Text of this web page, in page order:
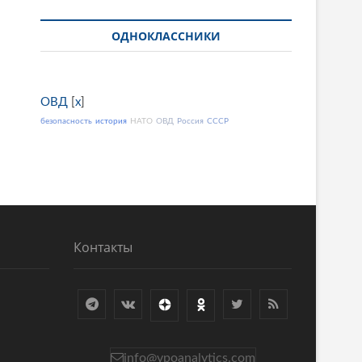
ОДНОКЛАССНИКИ
ОВД x
безопасность история НАТО ОВД Россия СССР
Контакты
info@vpoanalytics.com